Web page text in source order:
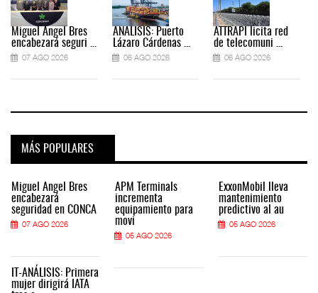
Miguel Ángel Bres
encabezará seguri ...
07 AGO 2026
ANÁLISIS: Puerto
Lázaro Cárdenas ...
06 AGO 2026
ATTRAPI licita red
de telecomuni ...
06 AGO 2026
MÁS POPULARES
Miguel Ángel Bres
encabezará
seguridad en CONCA
07 AGO 2026
IT-ANÁLISIS: Primera
mujer dirigirá IATA
APM Terminals
incrementa
equipamiento para
movi
05 AGO 2026
ExxonMobil lleva
mantenimiento
predictivo al au
05 AGO 2026